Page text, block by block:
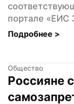
портале «ЕИС
Подробнее >
Общество
Россияне